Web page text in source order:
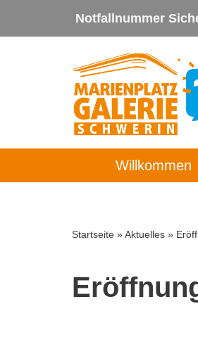
Zum
Notfallnummer
Willkommen
Startseite »Aktuelles »